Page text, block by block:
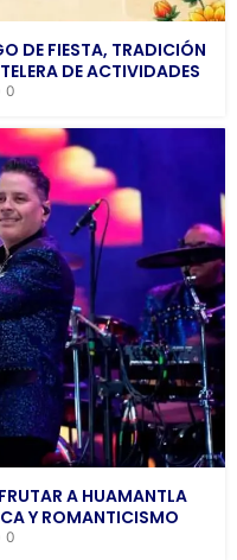
DE FIESTA, TRADICIÓN
DE ACTIVIDADES
0
A HUAMANTLA
Y ROMANTICISMO
0